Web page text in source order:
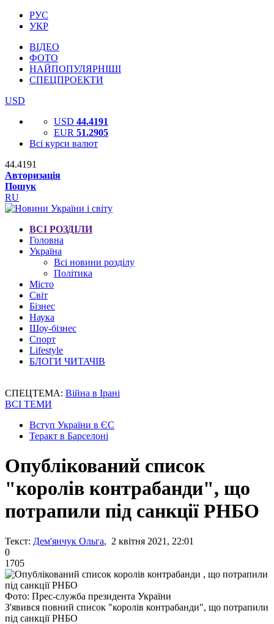
РУС
УКР
ВІДЕО
ФОТО
НАЙПОПУЛЯРНІШІ
СПЕЦПРОЕКТИ
USD
USD 44.4191
EUR 51.2905
Всі курси валют
44.4191
Авторизація
Пошук
RU
ВСІ РОЗДІЛИ
Головна
Україна
Всі новини розділу
Політика
Місто
Світ
Бізнес
Наука
Шоу-бізнес
Спорт
Lifestyle
БЛОГИ ЧИТАЧІВ
СПЕЦТЕМА: Війна в Ірані
ВСІ ТЕМИ
Вступ України в ЄС
Теракт в Барселоні
Опублікований список
"королів контрабанди", що
потрапили під санкції РНБО
Текст: Дем'янчук Ольга, 2 квітня 2021, 22:01
0
1705
Фото: Прес-служба президента України
З'явився повний список "королів контрабанди", що потрапили
під санкції РНБО